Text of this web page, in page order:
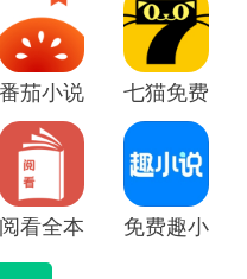
番茄小说免费版下载安装
七猫免费阅
阅看全本免费小说APP
免费趣小说